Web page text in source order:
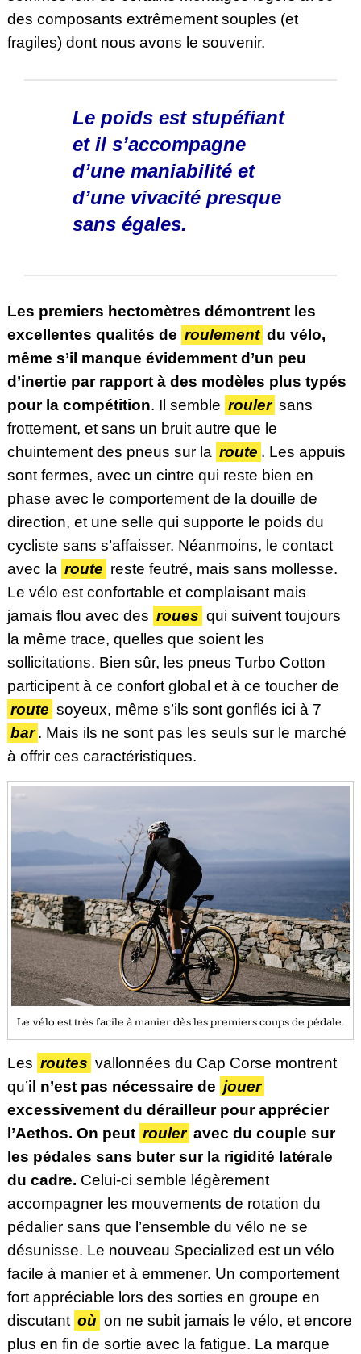
des composants extrêmement souples (et
fragiles) dont nous avons le souvenir.
Le poids est stupéfiant
et il s’accompagne
d’une maniabilité et
d’une vivacité presque
sans égales.
Les premiers hectomètres démontrent les
excellentes qualités de roulement du vélo,
même s’il manque évidemment d’un peu
d’inertie par rapport à des modèles plus typés
pour la compétition. Il semble rouler sans
frottement, et sans un bruit autre que le
chuintement des pneus sur la route . Les appuis
sont fermes, avec un cintre qui reste bien en
phase avec le comportement de la douille de
direction, et une selle qui supporte le poids du
cycliste sans s’affaisser. Néanmoins, le contact
avec la route reste feutré, mais sans mollesse.
Le vélo est confortable et complaisant mais
jamais flou avec des roues qui suivent toujours
la même trace, quelles que soient les
sollicitations. Bien sûr, les pneus Turbo Cotton
participent à ce confort global et à ce toucher de
route soyeux, même s’ils sont gonflés ici à 7
bar . Mais ils ne sont pas les seuls sur le marché
à offrir ces caractéristiques.
Le vélo est très facile à manier dès les premiers coups de pédale.
Les routes vallonnées du Cap Corse montrent
qu’il n’est pas nécessaire de jouer
excessivement du dérailleur pour apprécier
l’Aethos. On peut rouler avec du couple sur
les pédales sans buter sur la rigidité latérale
du cadre. Celui-ci semble légèrement
accompagnerles mouvements de rotation du
pédalier sans que l’ensemble du vélo ne se
désunisse. Le nouveau Specialized est un vélo
facile à manier et à emmener. Un comportement
fort appréciable lors des sorties en groupe en
discutant où on ne subit jamais le vélo, et encore
plus en fin de sortie avec la fatigue. La marque